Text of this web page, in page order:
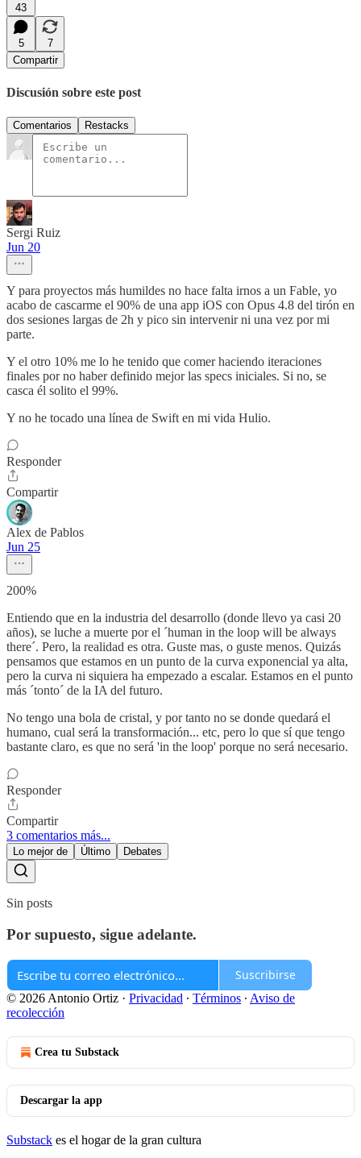
43
5
7
Compartir
Discusión sobre este post
Comentarios Restacks
Sergi Ruiz
Jun 20
Y para proyectos más humildes no hace falta irnos a un Fable, yo
acabo de cascarme el 90% de una app iOS con Opus 4.8 del tirón en
dos sesiones largas de 2h y pico sin intervenir ni una vez por mi
parte.
Y el otro 10% me lo he tenido que comer haciendo iteraciones
finales por no haber definido mejor las specs iniciales. Si no, se
casca él solito el 99%.
Y no he tocado una línea de Swift en mi vida Hulio.
Responder
Compartir
Alex de Pablos
Jun 25
200%
Entiendo que en la industria del desarrollo (donde llevo ya casi 20
años), se luche a muerte por el ´human in the loop will be always
there´. Pero, la realidad es otra. Guste mas, o guste menos. Quizás
pensamos que estamos en un punto de la curva exponencial ya alta,
pero la curva ni siquiera ha empezado a escalar. Estamos en el punto
más ´tonto´ de la IA del futuro.
No tengo una bola de cristal, y por tanto no se donde quedará el
humano, cual será la transformación... etc, pero lo que sí que tengo
bastante claro, es que no será 'in the loop' porque no será necesario.
Responder
Compartir
3 comentarios más...
Lo mejor de Último Debates
Sin posts
Por supuesto, sigue adelante.
Suscribirse
© 2026 Antonio Ortiz · Privacidad ∙ Términos ∙ Aviso de
recolección
Crea tu Substack
Descargar la app
Substack es el hogar de la gran cultura